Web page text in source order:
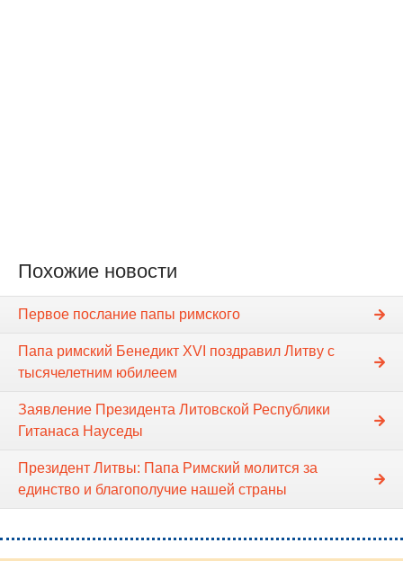
Похожие новости
Первое послание папы римского
Папа римский Бенедикт XVI поздравил Литву с
тысячелетним юбилеем
Заявление Президента Литовской Республики
Гитанаса Науседы
Президент Литвы: Папа Римский молится за
единство и благополучие нашей страны